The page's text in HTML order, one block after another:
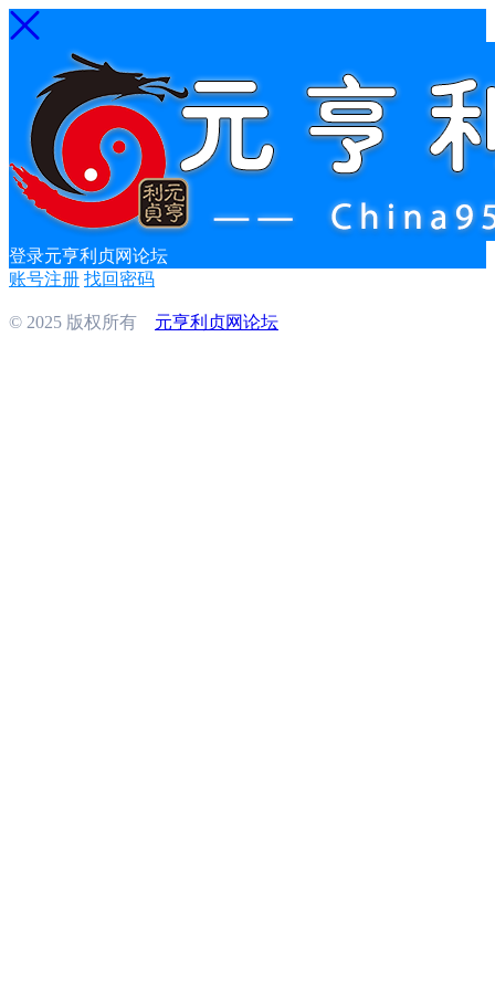
登录元亨利贞网论坛
账号注册 找回密码
© 2025 版权所有 元亨利贞网论坛